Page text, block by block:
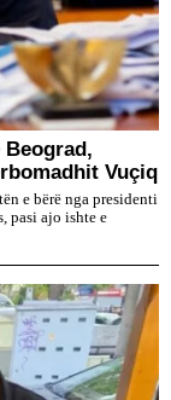
Beograd,
Vuçiq
e bërë nga presidenti
pasi ajo ishte e